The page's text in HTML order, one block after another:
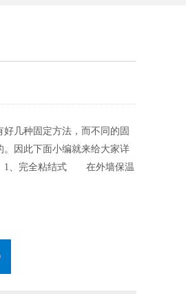
几种固定方法，而不同的固
因此下面小编就来给大家详
1、完全粘结式 在外墙保温